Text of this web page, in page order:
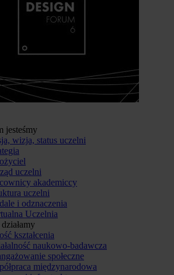
jesteśmy
wizja, status uczelni
uczelni
akademiccy
uczelni
i odznaczenia
Uczelnia
kształcenia
naukowo-badawcza
społeczne
międzynarodowa